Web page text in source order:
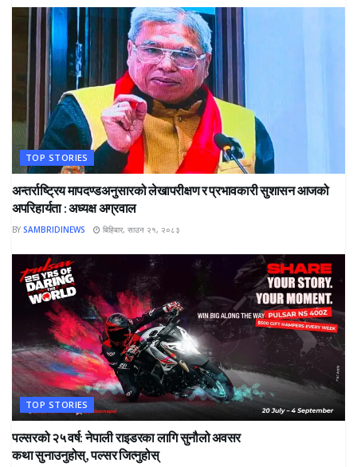
TOP STORIES
अन्तर्राष्ट्रिय मापदण्डअनुसारको लेखापरीक्षण र प्रभावकारी सुशासन आजको
अपरिहार्यता : अध्यक्ष अग्रवाल
BY SAMBRIDINEWS बिहिबार, साउन २१, २०८३
TOP STORIES
पल्सरको २५ वर्ष: नेपाली राइडरका लागि सुनौलो अवसर
कथा सुनाउनुहोस्, पल्सर जित्नुहोस्